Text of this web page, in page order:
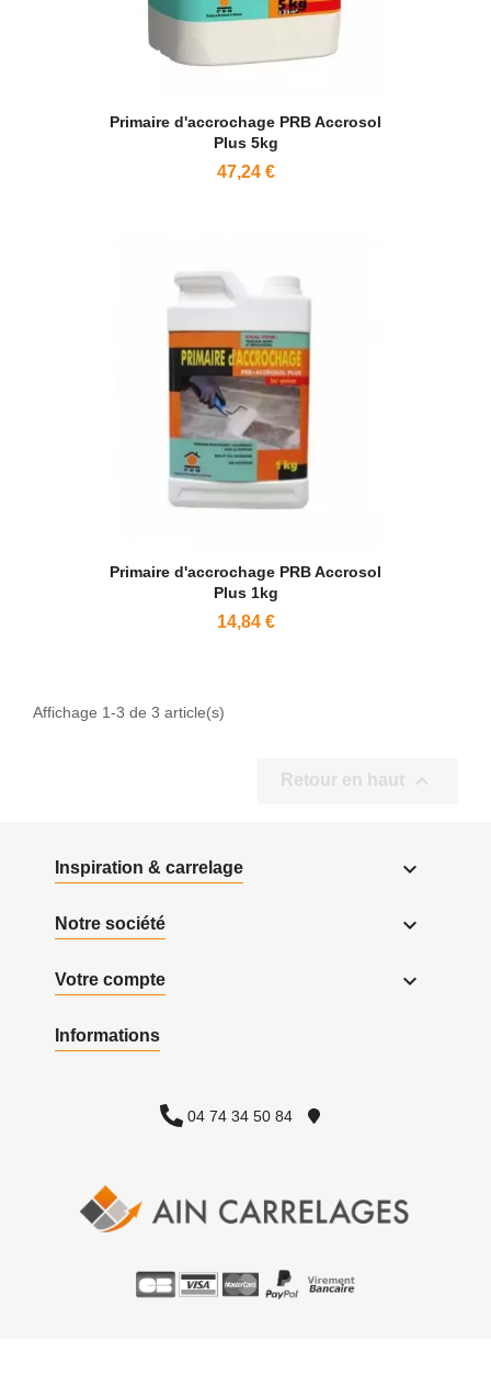
Primaire d'accrochage PRB Accrosol
Plus 5kg
47,24 €
Primaire d'accrochage PRB Accrosol
Plus 1kg
14,84 €
Affichage 1-3 de 3 article(s)
Retour en haut 
Inspiration & carrelage 
Notre société 
Votre compte 
Informations
04 74 34 50 84